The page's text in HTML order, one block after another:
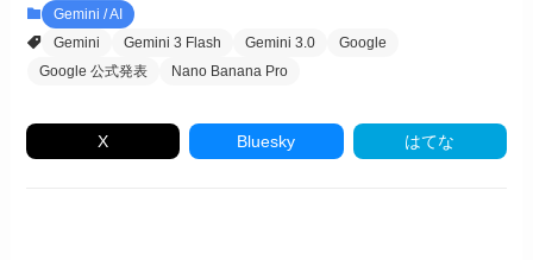
Gemini / AI
Gemini
Gemini 3 Flash Gemini 3.0
Google
Google 公式発表
Nano Banana Pro
X Bluesky はてな